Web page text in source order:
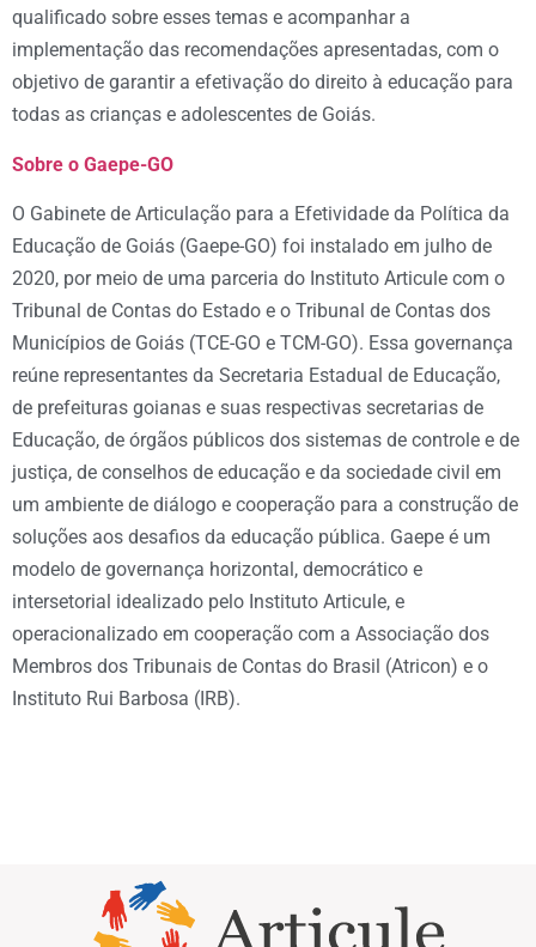
qualificado sobre esses temas e acompanhar a
implementação das recomendações apresentadas, com o
objetivo de garantir a efetivação do direito à educação para
todas as crianças e adolescentes de Goiás.
Sobre o Gaepe-GO
O Gabinete de Articulação para a Efetividade da Política da
Educação de Goiás (Gaepe-GO) foi instalado em julho de
2020, por meio de uma parceria do Instituto Articule com o
Tribunal de Contas do Estado e o Tribunal de Contas dos
Municípios de Goiás (TCE-GO e TCM-GO). Essa governança
reúne representantes da Secretaria Estadual de Educação,
de prefeituras goianas e suas respectivas secretarias de
Educação, de órgãos públicos dos sistemas de controle e de
justiça, de conselhos de educação e da sociedade civil em
um ambiente de diálogo e cooperação para a construção de
soluções aos desafios da educação pública. Gaepe é um
modelo de governança horizontal, democrático e
intersetorial idealizado pelo Instituto Articule, e
operacionalizado em cooperação com a Associação dos
Membros dos Tribunais de Contas do Brasil (Atricon) e o
Instituto Rui Barbosa (IRB).